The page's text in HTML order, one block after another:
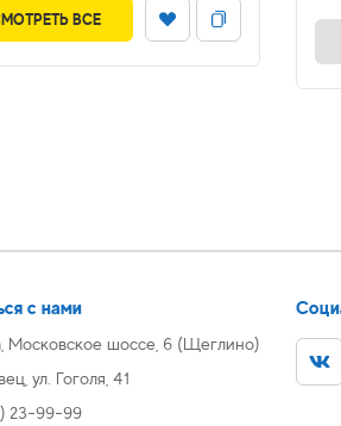
ВСЕ
с нами
Московское шоссе, 6 (Щеглино)
ул. Гоголя, 41
23-99-99